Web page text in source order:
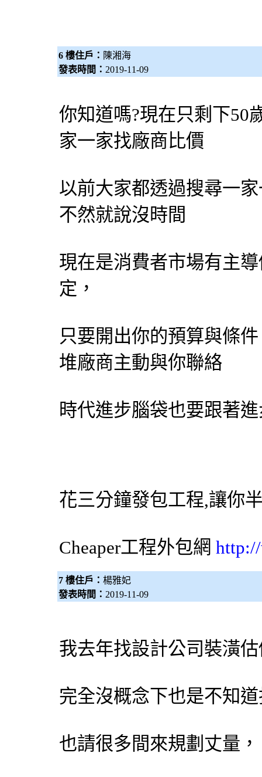
6 樓住戶： 陳湘海
發表時間： 2019-11-09
你知道嗎?現在只剩下50
家一家找廠商比價
以前大家都透過搜尋一
不然就說沒時間
現在是消費者市場有主
定，
只要開出你的預算與條
堆廠商主動與你聯絡
時代進步腦袋也要跟著
花三分鐘發包工程,讓你
Cheaper工程外包網
7 樓住戶： 楊雅妃
發表時間： 2019-11-09
我去年找設計公司裝潢
完全沒概念下也是不知
也請很多間來規劃丈量，